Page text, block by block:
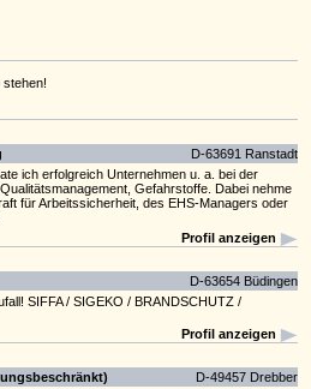
D-63691 Ranstadt
ich erfolgreich Unternehmen u. a. bei der
Gefahrstoffe. Dabei nehme
für Arbeitssicherheit, des EHS-Managers oder
Profil anzeigen
D-63654 Büdingen
SIFFA / SIGEKO / BRANDSCHUTZ /
Profil anzeigen
D-49457 Drebber